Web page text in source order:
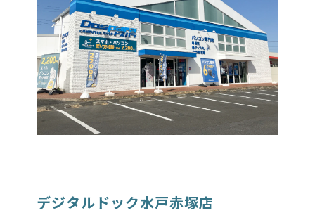
デジタルドック水戸赤塚店